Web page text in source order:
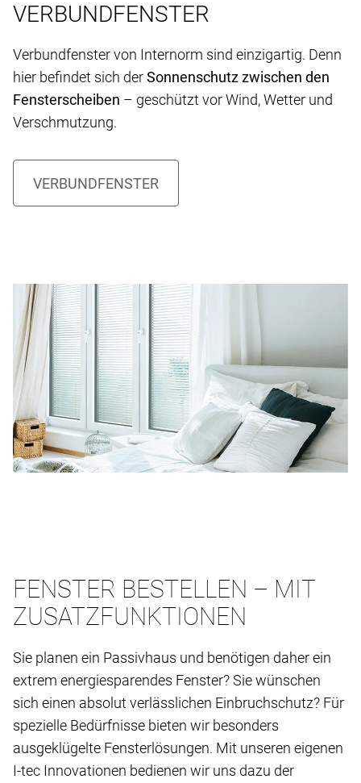
VERBUNDFENSTER
Verbundfenster von Internorm sind einzigartig. Denn
hier befindet sich derSonnenschutz zwischen den
Fensterscheiben – geschützt vor Wind, Wetter und
Verschmutzung.
FENSTER BESTELLEN – MIT
ZUSATZFUNKTIONEN
Sie planen ein Passivhaus und benötigen daher ein
extrem energiesparendes Fenster? Sie wünschen
sich einen absolut verlässlichen Einbruchschutz? Für
spezielle Bedürfnisse bieten wir besonders
ausgeklügelte Fensterlösungen. Mit unseren eigenen
I-tec Innovationen bedienen wir uns dazu der